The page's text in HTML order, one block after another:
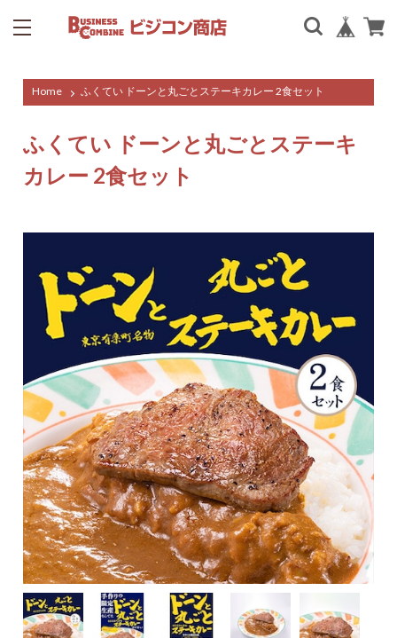
Home ふくてい ドーンと丸ごとステーキカレー 2食セット
ふくてい ドーンと丸ごとステーキ
カレー 2食セット